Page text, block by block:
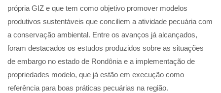
própria GIZ e que tem como objetivo promover modelos
produtivos sustentáveis que conciliem a atividade pecuária com
a conservação ambiental. Entre os avanços já alcançados,
foram destacados os estudos produzidos sobre as situações
de embargo no estado de Rondônia e a implementação de
propriedades modelo, que já estão em execução como
referência para boas práticas pecuárias na região.